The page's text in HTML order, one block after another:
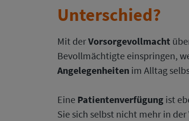
Unterschied?
Mit derVorsorgevollmacht
Bevollmächtigte einspringen,
Angelegenheiten im Alltag
Eine Patientenverfügung ist
Sie sich selbst nicht mehr in